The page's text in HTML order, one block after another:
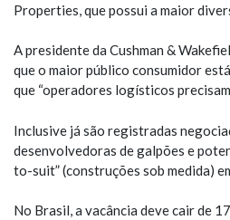
Properties, que possui a maior
A presidente da Cushman &
que o maior público consumidor
que “operadores logísticos
Inclusive já são registradas
desenvolvedoras de galpões e
to-suit” (construções sob medida)
No Brasil, a vacância deve cair de